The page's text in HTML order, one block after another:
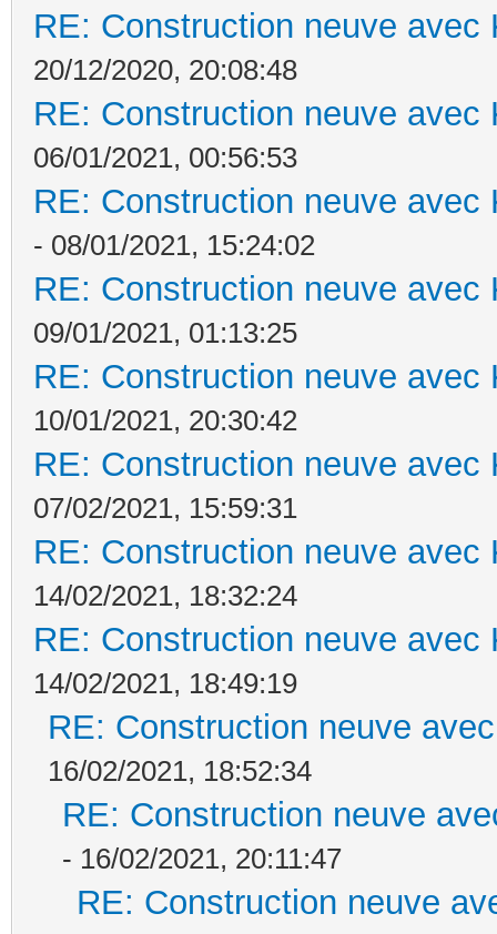
RE: Construction neuve avec
20/12/2020, 20:08:48
RE: Construction neuve avec
06/01/2021, 00:56:53
RE: Construction neuve avec
- 08/01/2021, 15:24:02
RE: Construction neuve avec
09/01/2021, 01:13:25
RE: Construction neuve avec
10/01/2021, 20:30:42
RE: Construction neuve avec
07/02/2021, 15:59:31
RE: Construction neuve avec
14/02/2021, 18:32:24
RE: Construction neuve avec
14/02/2021, 18:49:19
RE: Construction neuve
16/02/2021, 18:52:34
RE: Construction neuve
- 16/02/2021, 20:11:47
RE: Construction neuve